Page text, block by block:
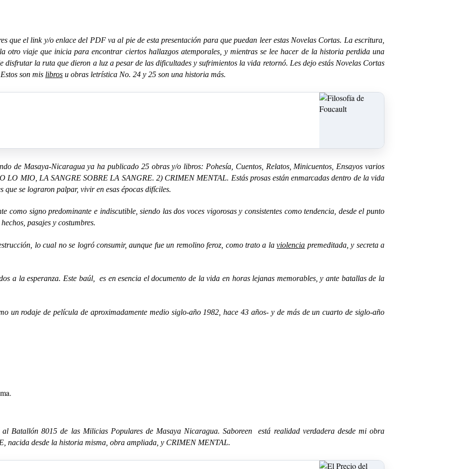
que el link y/o enlace del PDF va al pie de esta presentación para que puedan leer estas Novelas Cortas. La escritura,
otro viaje que inicia para encontrar ciertos hallazgos atemporales, y mientras se lee hacer de la historia perdida una
disfrutar la ruta que dieron a luz a pesar de las dificultades y sufrimientos la vida retornó. Les dejo estás Novelas Cortas
son mis libros u obras letrística No. 24 y 25 son una historia más.
de Masaya-Nicaragua ya ha publicado 25 obras y/o libros: Pohesía, Cuentos, Relatos, Minicuentos, Ensayos varios
LO MIO, LA SANGRE SOBRE LA SANGRE. 2) CRIMEN MENTAL. Estás prosas están enmarcadas dentro de la vida
se lograron palpar, vivir en esas épocas difíciles.
como signo predominante e indiscutible, siendo las dos voces vigorosas y consistentes como tendencia, desde el punto
pasajes y costumbres.
lo cual no se logró consumir, aunque fue un remolino feroz, como trato a laviolencia premeditada, y secreta a
a la esperanza. Este baúl, es en esencia el documento de la vida en horas lejanas memorables, y ante batallas de la
un rodaje de película de aproximadamente medio siglo-año 1982, hace 43 años- y de más de un cuarto de siglo-año
Batallón 8015 de las Milicias Populares de Masaya Nicaragua. Saboreen está realidad verdadera desde mi obra
nacida desde la historia misma, obra ampliada, y CRIMEN MENTAL.